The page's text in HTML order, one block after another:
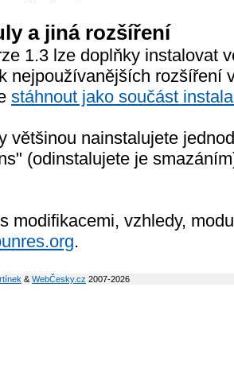
a jiná rozšíření
1.3 lze doplňky instalovat
nejpoužívanějších rozšíření
stáhnout jako součást
většinou nainstalujete
(odinstalujete je
modifikacemi, vzhledy,
.
& WebČesky.cz 2007-2026